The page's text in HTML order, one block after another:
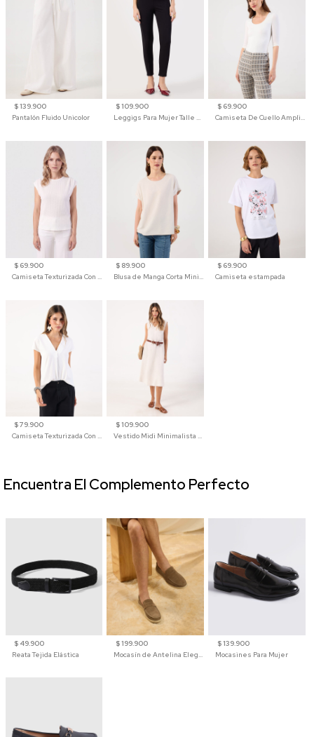
$ 139.900
Pantalón Fluido Unicolor
$ 109.900
Leggigs Para Mujer Talle Alto Liso
$ 69.900
Camiseta De Cuello Amplio Y Manga 3/4 Para Mujer
$ 69.900
Camiseta Texturizada Con Hombro Caído Para Mujer
$ 89.900
Blusa de Manga Corta Minimalista para Mujer
$ 69.900
Camiseta estampada
$ 79.900
Camiseta Texturizada Con Cuello En V Para Mujer
$ 109.900
Vestido Midi Minimalista De Silueta Amplia
$ 49.900
Reata Tejida Elástica
$ 199.900
Mocasín de Antelina Elegante con Suela de Contraste Para Hombre
$ 139.900
Mocasines Para Mujer
Encuentra El Complemento Perfecto